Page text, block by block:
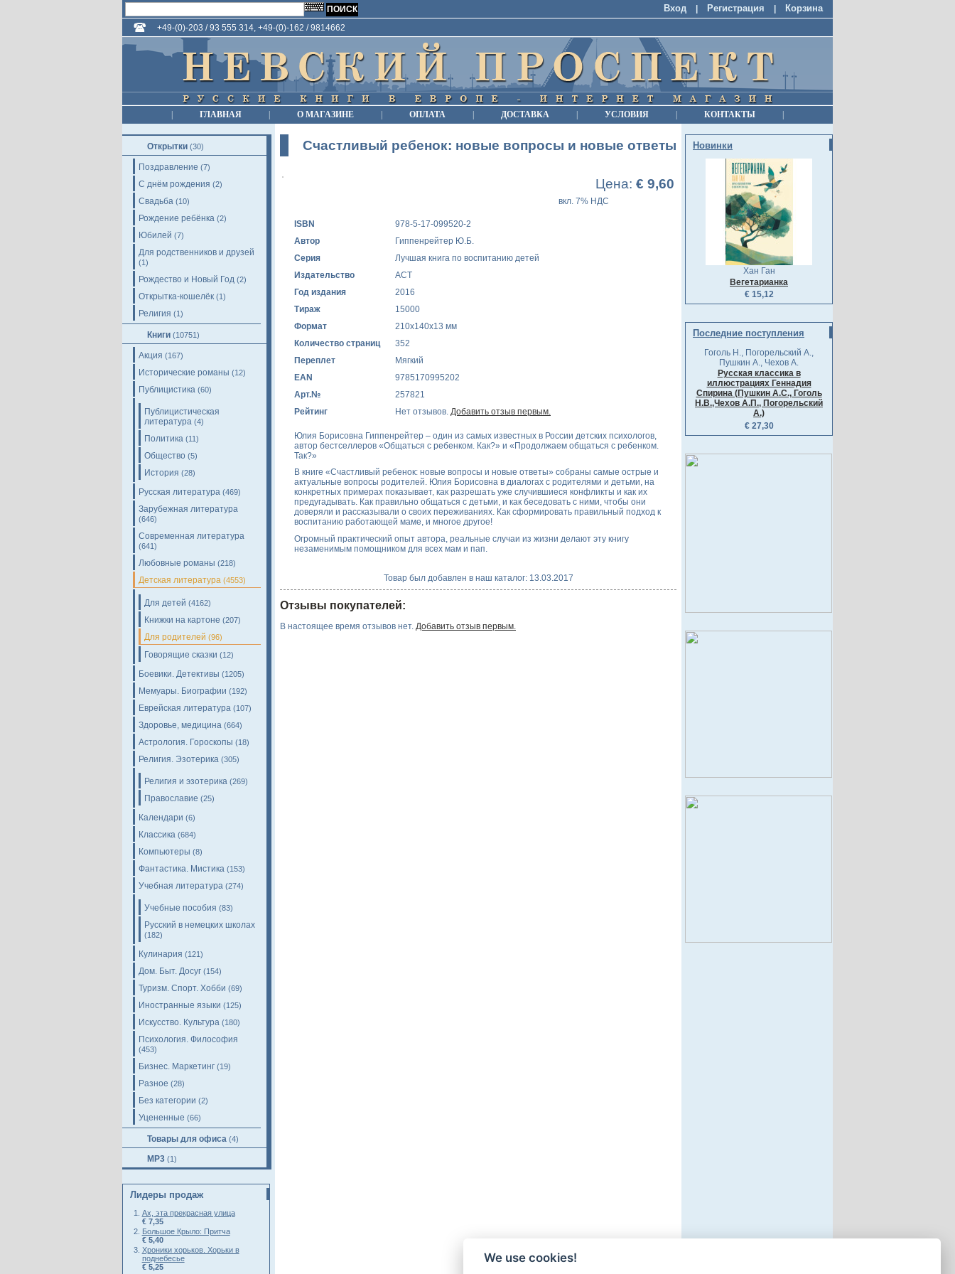
Вход Регистрация Корзина
+49-(0)-203 / 93 555 314, +49-(0)-162 / 9814662
ГЛАВНАЯ О МАГАЗИНЕ ОПЛАТА ДОСТАВКА УСЛОВИЯ КОНТАКТЫ
Открытки (30)
Поздравление (7)
С днём рождения (2)
Свадьба (10)
Рождение ребёнка (2)
Юбилей (7)
Для родственников и друзей
(1)
Рождество и Новый Год (2)
Открытка-кошелёк (1)
Религия (1)
Книги (10751)
Акция (167)
Исторические романы (12)
Публицистика (60)
Публицистическая
литература (4)
Политика (11)
Общество (5)
История (28)
Русская литература (469)
Зарубежная литература
(646)
Современная литература
(641)
Любовные романы (218)
Детская литература (4553)
Для детей (4162)
Книжки на картоне (207)
Для родителей (96)
Говорящие сказки (12)
Боевики. Детективы (1205)
Мемуары. Биографии (192)
Еврейская литература (107)
Здоровье, медицина (664)
Астрология. Гороскопы (18)
Религия. Эзотерика (305)
Религия и эзотерика (269)
Православие (25)
Календари (6)
Классика (684)
Компьютеры (8)
Фантастика. Мистика (153)
Учебная литература (274)
Учебные пособия (83)
Русский в немецких школах
(182)
Кулинария (121)
Дом. Быт. Досуг (154)
Туризм. Спорт. Хобби (69)
Иностранные языки (125)
Искусство. Культура (180)
Психология. Философия
(453)
Бизнес. Маркетинг (19)
Разное (28)
Без категории (2)
Уцененные (66)
Товары для офиса (4)
MP3 (1)
Лидеры продаж
Ах, эта прекрасная улица
€ 7,35
Большое Крыло: Притча
€ 5,40
Хроники хорьков. Хорьки в
поднебесье
€ 5,25
Счастливый ребенок: новые вопросы и новые ответы
Цена: € 9,60
вкл. 7% НДС
ISBN
978-5-17-099520-2
Автор
Гиппенрейтер Ю.Б.
Серия
Лучшая книга по воспитанию детей
Издательство
АСТ
Год издания
2016
Тираж
15000
Формат
210x140x13 мм
Количество страниц
352
Переплет
Мягкий
EAN
9785170995202
Арт.№
257821
Рейтинг
Нет отзывов. Добавить отзыв первым.
Юлия Борисовна Гиппенрейтер – один из самых известных в России детских психологов,
автор бестселлеров «Общаться с ребенком. Как?» и «Продолжаем общаться с ребенком.
Так?»
В книге «Счастливый ребенок: новые вопросы и новые ответы» собраны самые острые и
актуальные вопросы родителей. Юлия Борисовна в диалогах с родителями и детьми, на
конкретных примерах показывает, как разрешать уже случившиеся конфликты и как их
предугадывать. Как правильно общаться с детьми, и как беседовать с ними, чтобы они
доверяли и рассказывали о своих переживаниях. Как сформировать правильный подход к
воспитанию работающей маме, и многое другое!
Огромный практический опыт автора, реальные случаи из жизни делают эту книгу
незаменимым помощником для всех мам и пап.
Товар был добавлен в наш каталог: 13.03.2017
Отзывы покупателей:
В настоящее время отзывов нет. Добавить отзыв первым.
Новинки
Хан Ган
Вегетарианка
€ 15,12
Последние поступления
Гоголь Н., Погорельский А.,
Пушкин А., Чехов А.
Русская классика в
иллюстрациях Геннадия
Спирина (Пушкин А.С., Гоголь
Н.В.,Чехов А.П., Погорельский
А.)
€ 27,30
We use cookies!